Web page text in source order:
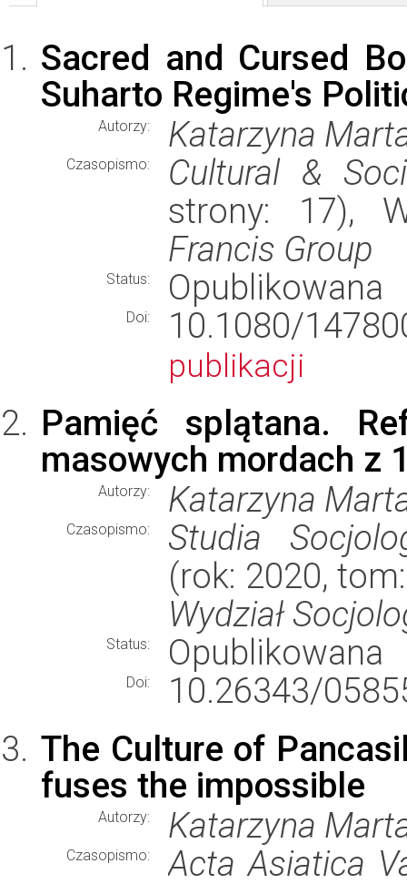
Sacred and Cursed
Suharto Regime's
Autorzy: Katarzyna
Czasopismo:
Cultural &
strony: 17),
Francis Group
Status: Opublikowana
Doi: 10.1080/
publikacji
Pamięć splątana.
masowych mordach z
Autorzy: Katarzyna
Czasopismo:
Studia
(rok: 2020,
Wydział
Status: Opublikowana
Doi:
10.26343/
The Culture of
fuses the impossible
Autorzy: Katarzyna
Czasopismo:
Acta Asiatica